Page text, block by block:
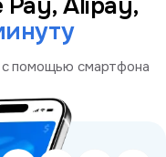
с помощью смартфона